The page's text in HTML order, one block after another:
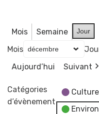
Mois Semaine Jour
Mois
Aujourd’hui
Suivant
Catégories
d’évènement
Culture